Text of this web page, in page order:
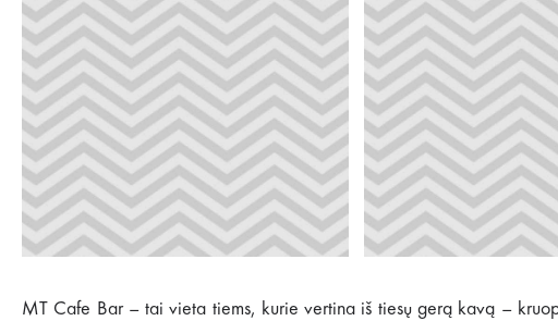
MT Cafe Bar – tai vieta tiems, kurie vertina iš tiesų gerą kavą –